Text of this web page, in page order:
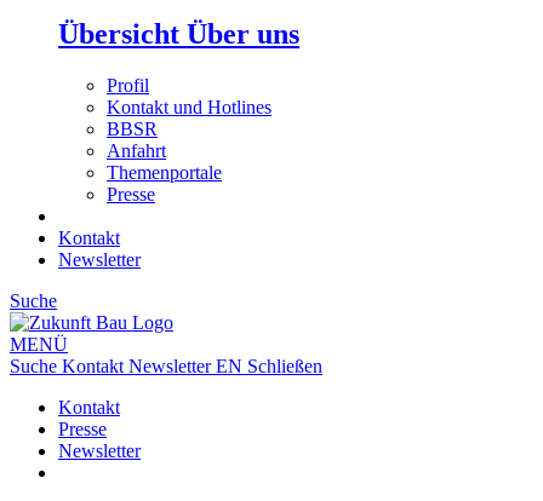
Übersicht Über uns
Profil
Kontakt und Hotlines
BBSR
Anfahrt
Themenportale
Presse
Kontakt
Newsletter
Suche
MENÜ
Suche Kontakt NewsletterEN Schließen
Kontakt
Presse
Newsletter